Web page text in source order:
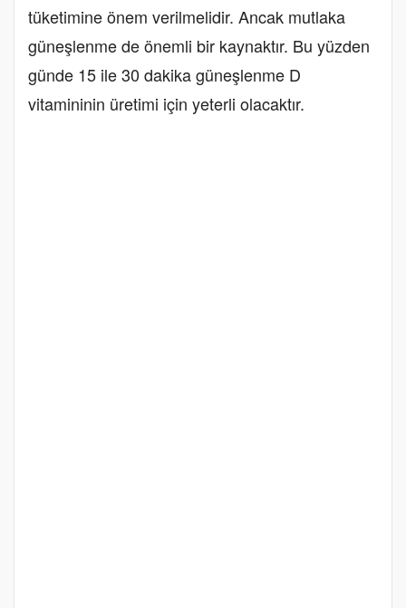
tüketimine önem verilmelidir. Ancak mutlaka
güneşlenme de önemli bir kaynaktır. Bu yüzden
günde 15 ile 30 dakika güneşlenme D
vitamininin üretimi için yeterli olacaktır.